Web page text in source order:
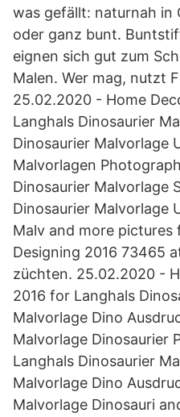
was gefällt: naturnah in
oder ganz bunt.
eignen sich gut zum
Malen. Wer mag, nutzt
25.02.2020 - Home
Langhals Dinosaurier
Dinosaurier Malvorlage
Malvorlagen
Dinosaurier Malvorlage
Dinosaurier Malvorlage
Malv and more
Designing 2016 73465
züchten. 25.02.2020 -
2016 for Langhals
Malvorlage Dino
Malvorlage Dinosaurier
Langhals Dinosaurier
Malvorlage Dino
Malvorlage Dinosauri